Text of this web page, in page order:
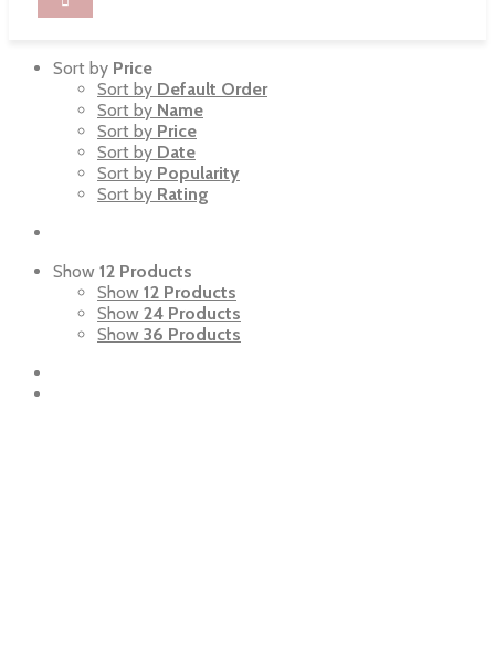
Sort by Price
Sort by Default Order
Sort by Name
Sort by Price
Sort by Date
Sort by Popularity
Sort by Rating
Show 12 Products
Show 12 Products
Show 24 Products
Show 36 Products